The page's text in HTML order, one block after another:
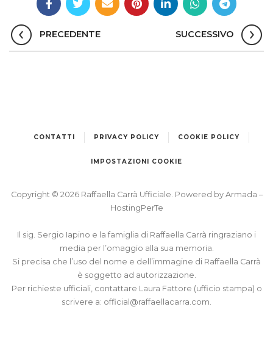
PRECEDENTE SUCCESSIVO
CONTATTI PRIVACY POLICY COOKIE POLICY
IMPOSTAZIONI COOKIE
Copyright © 2026 Raffaella Carrà Ufficiale. Powered by Armada –
HostingPerTe
Il sig. Sergio Iapino e la famiglia di Raffaella Carrà ringraziano i
media per l’omaggio alla sua memoria.
Si precisa che l’uso del nome e dell’immagine di Raffaella Carrà
è soggetto ad autorizzazione.
Per richieste ufficiali, contattare Laura Fattore (ufficio stampa) o
scrivere a: official@raffaellacarra.com.